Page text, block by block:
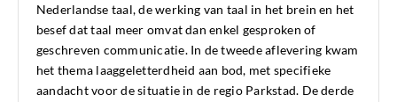
Nederlandse taal, de werking van taal in het brein en het
besef dat taal meer omvat dan enkel gesproken of
geschreven communicatie. In de tweede aflevering kwam
het thema laaggeletterdheid aan bod, met specifieke
aandacht voor de situatie in de regio Parkstad. De derde